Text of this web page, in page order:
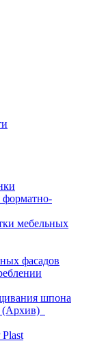
мебельных
фасадов
шпона
(Архив)